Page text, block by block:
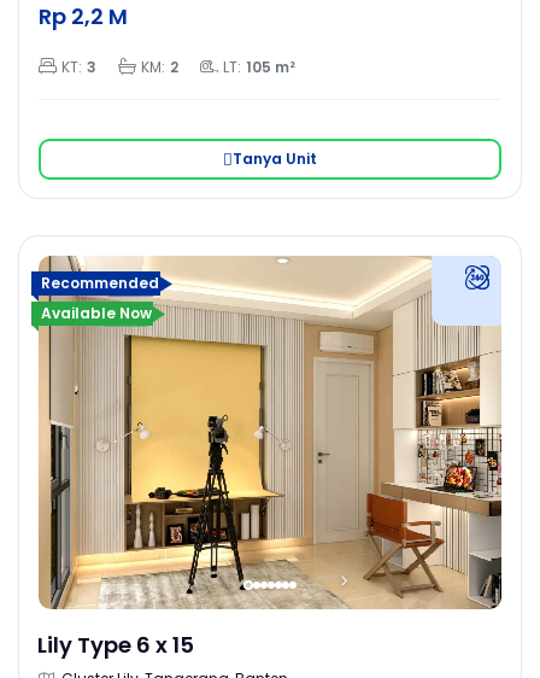
Rp 2,2 M
KT: 3 KM: 2 LT: 105 m²
Tanya Unit
Recommended
Available Now
Lily Type 6 x 15